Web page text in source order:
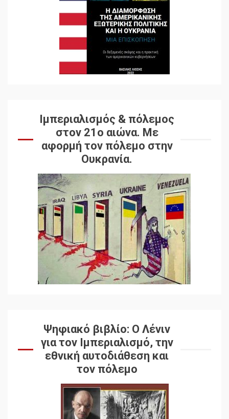
Ιμπεριαλισμός & πόλεμος
στον 21ο αιώνα. Mε
αφορμή τον πόλεμο στην
Ουκρανία.
Ψηφιακό βιβλίο: Ο Λένιν
για τον Ιμπεριαλισμό, την
εθνική αυτοδιάθεση και
τον πόλεμο